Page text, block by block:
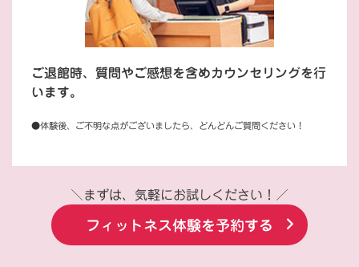
ご退館時、質問やご感想を含めカウンセリングを行
います。
●体験後、ご不明な点がございましたら、どんどんご質問ください！
＼まずは、気軽にお試しください！／
フィットネス体験を予約する